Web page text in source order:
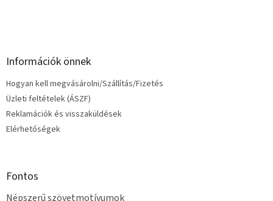
Információk önnek
Hogyan kell megvásárolni/Szállítás/Fizetés
Üzleti feltételek (ÁSZF)
Reklamációk és visszaküldések
Elérhetőségek
Fontos
Népszerű szövetmotívumok